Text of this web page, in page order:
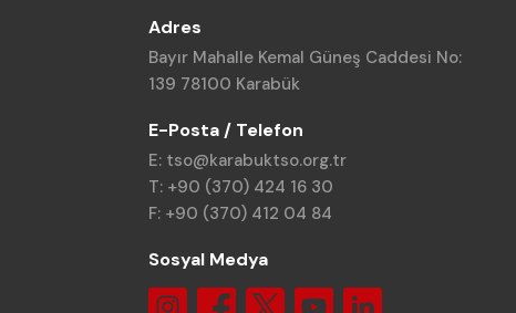
Adres
Bayır Mahalle Kemal Güneş Caddesi No:
139 78100 Karabük
E-Posta / Telefon
E: tso@karabuktso.org.tr
T: +90 (370) 424 16 30
F: +90 (370) 412 04 84
Sosyal Medya